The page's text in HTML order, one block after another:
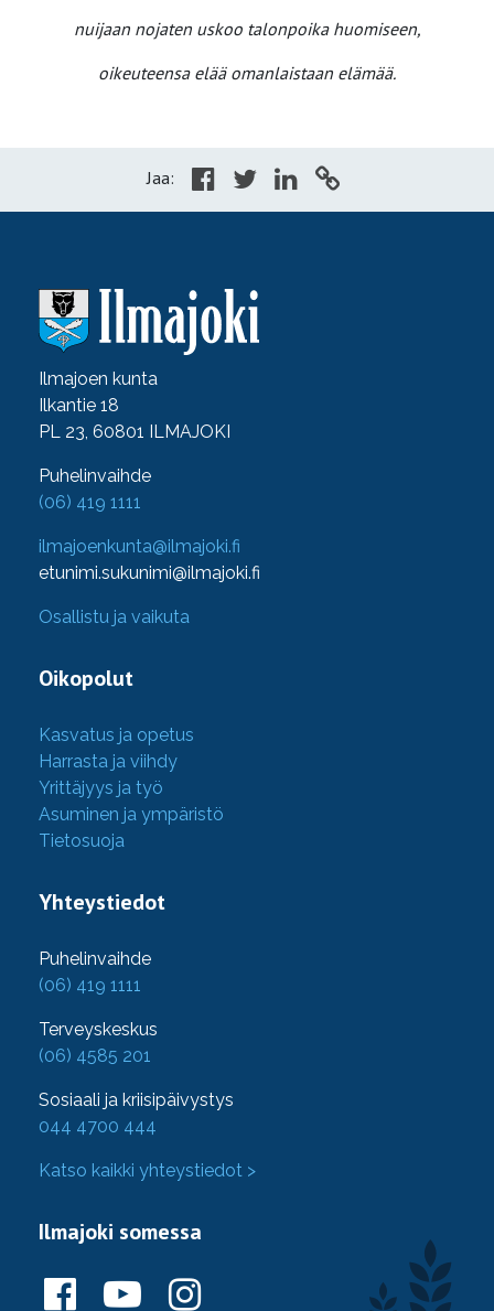
nuijaan nojaten uskoo talonpoika huomiseen,
oikeuteensa elää omanlaistaan elämää.
Jaa:
Ilmajoen kunta
Ilkantie 18
PL 23, 60801 ILMAJOKI
Puhelinvaihde
(06) 419 1111
ilmajoenkunta@ilmajoki.fi
etunimi.sukunimi@ilmajoki.fi
Osallistu ja vaikuta
Oikopolut
Kasvatus ja opetus
Harrasta ja viihdy
Yrittäjyys ja työ
Asuminen ja ympäristö
Tietosuoja
Yhteystiedot
Puhelinvaihde
(06) 419 1111
Terveyskeskus
(06) 4585 201
Sosiaali ja kriisipäivystys
044 4700 444
Katso kaikki yhteystiedot >
Ilmajoki somessa